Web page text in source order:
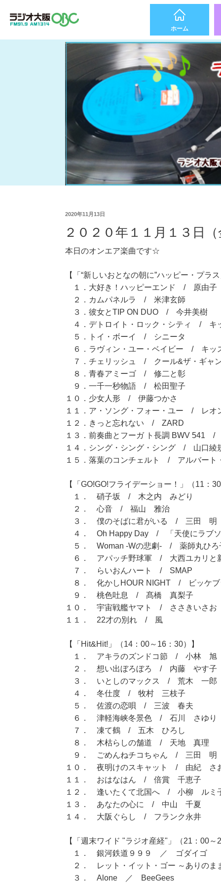
ホーム
2020年11月13日
２０２０年１１月１３日
本日のオンエア楽曲です☆
【「“新しいおとなの朝に”ハッピー・プラ
１．大好き！ハッピーエンド / 原由子
２．カムパネルラ / 米津玄師
３．彼女とTIP ON DUO / 今井美樹
４．デトロイト・ロック・シティ / キ
５．トイ・ボーイ / シニータ
６．ラヴィン・ユー・ベイビー / キッ
７．チェリッシュ / クール&ザ・ギャ
８．青春アミーゴ / 修二と彰
９．一千一秒物語 / 松田聖子
１０．少女人形 / 伊藤つかさ
１１．ア・ソング・フォー・ユー / レオ
１２．きっと忘れない / ZARD
１３．前奏曲とフーガ ト長調 BWV 541
１４．シング・シング・シング / 山口綾
１５．落葉のコンチェルト / アルバート
【「GO!GO!フライデーショー！」（11：
１． 硝子坂 / 木之内 みどり
２． 心音 / 福山 雅治
３． 僕のそばに君がいる / 三田 明
４． Oh Happy Day / 「天使にラブソ
５． Woman -Wの悲劇- / 薬師丸ひろ
６． アパッチ野球軍 / 大西ユカリと
７． らいおんハート / SMAP
８． 化かしHOUR NIGHT / ビッケブ
９． 桃色吐息 / 髙橋 真梨子
１０． 宇宙戦艦ヤマト / ささきいさお
１１． 22才の別れ / 風
【「Hit&Hit!」（14：00～16：30）】
１． アキラのズンドコ節 / 小林 旭
２． 想い出ぼろぼろ / 内藤 やす子
３． いとしのマックス / 荒木 一郎
４． 冬仕度 / 牧村 三枝子
５． 佐渡の恋唄 / 三波 春夫
６． 津軽海峡冬景色 / 石川 さゆり
７． 凍て鶴 / 五木 ひろし
８． 木枯らしの舗道 / 天地 真理
９． ごめんねチコちゃん / 三田 明
１０． 夜明けのスキャット / 由紀 さ
１１． おはなはん / 倍賞 千恵子
１２． 逢いたくて北国へ / 小柳 ルミ
１３． あなたの心に / 中山 千夏
１４． 大阪ぐらし / フランク永井
【「週末ワイド "ラジオ産経"」（21：00～
１． 銀河鉄道９９９ ／ ゴダイゴ
２． レット・イット・ゴー ～ありの
３． Alone ／ BeeGees